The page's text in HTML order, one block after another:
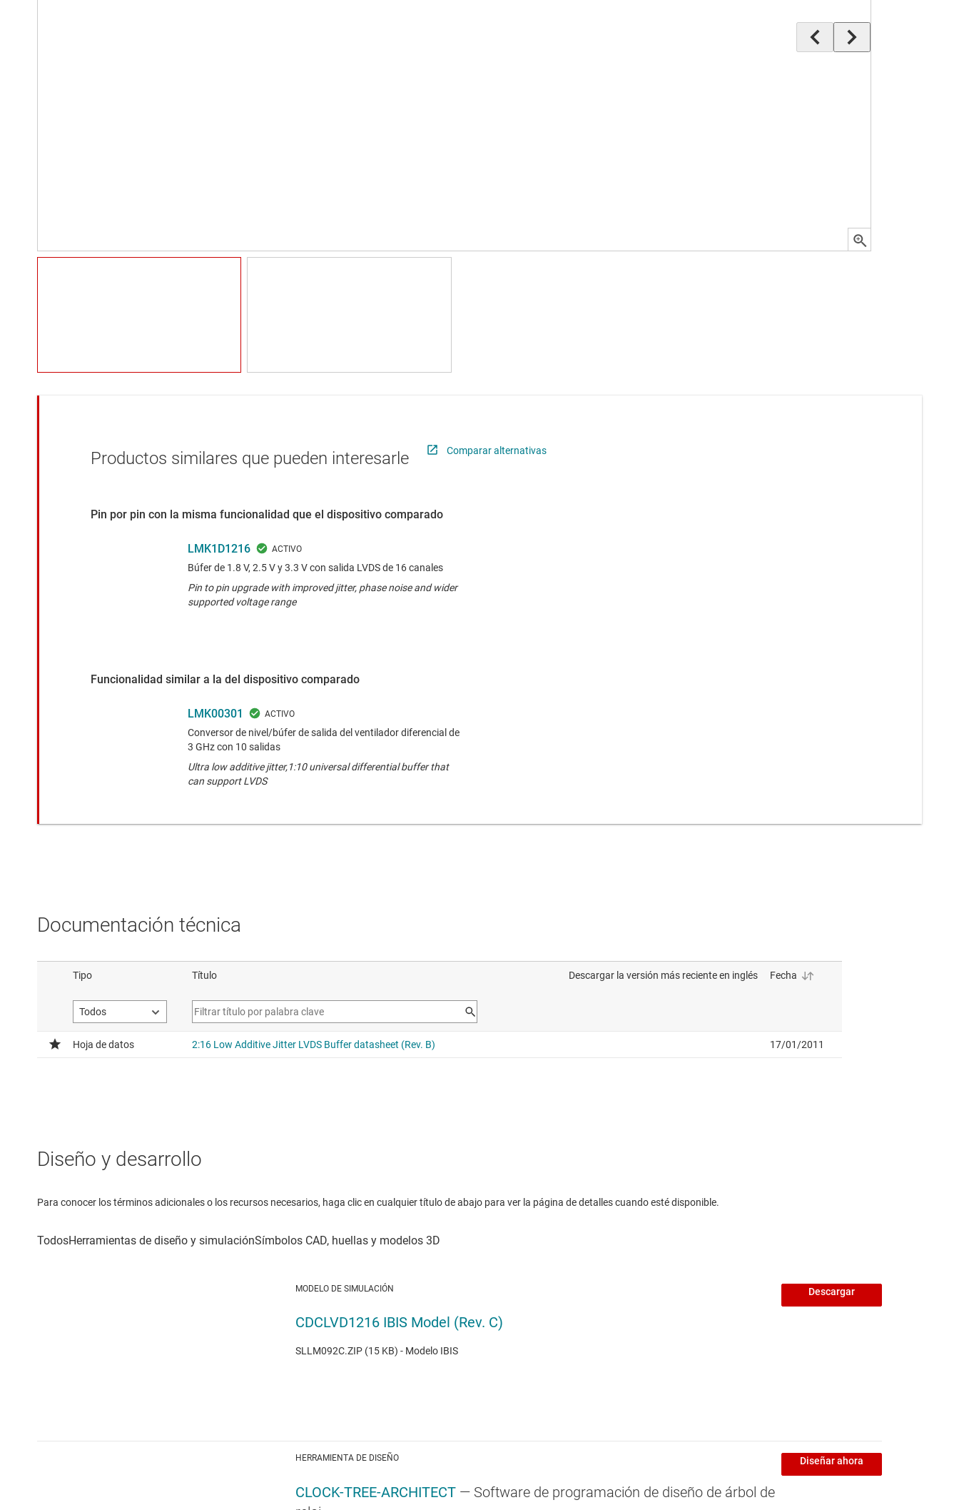
Productos similares que pueden interesarle Comparar alternativas
Pin por pin con la misma funcionalidad que el dispositivo comparado
LMK1D1216
Búfer de 1.8 V, 2.5 V y 3.3 V con salida LVDS de 16 canales
Pin to pin upgrade with improved jitter, phase noise and wider
supported voltage range
Funcionalidad similar a la del dispositivo comparado
LMK00301
Conversor de nivel/búfer de salida del ventilador diferencial de
3 GHz con 10 salidas
Ultra low additive jitter,1:10 universal differential buffer that
can support LVDS
Documentación técnica
Diseño y desarrollo
Para conocer los términos adicionales o los recursos necesarios, haga clic en cualquier título de abajo para ver la página de detalles cuando esté disponible.
MODELO DE SIMULACIÓN
CDCLVD1216 IBIS Model (Rev. C)
SLLM092C.ZIP (15 KB) - Modelo IBIS
Descargar
HERRAMIENTA DE DISEÑO
CLOCK-TREE-ARCHITECT — Software de programación de diseño de árbol de
Diseñar ahora